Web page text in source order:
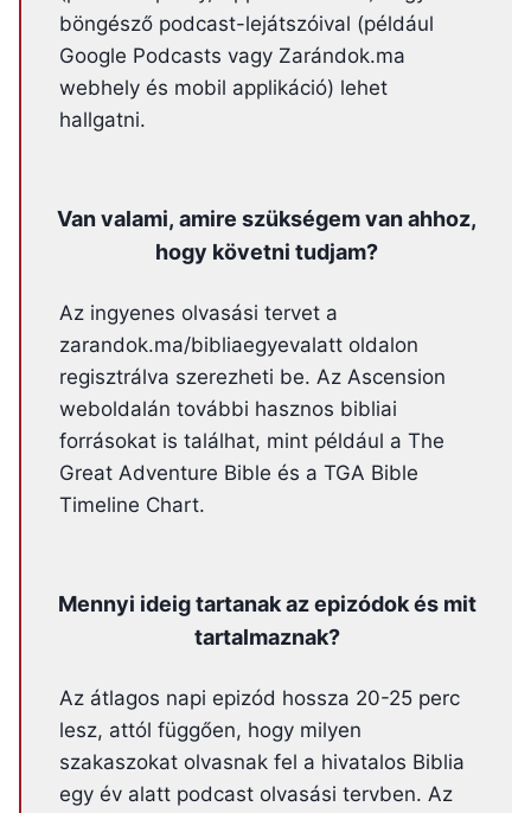
böngésző podcast-lejátszóival (például
Google Podcasts vagy Zarándok.ma
webhely és mobil applikáció) lehet
hallgatni.
Van valami, amire szükségem van ahhoz,
hogy követni tudjam?
Az ingyenes olvasási tervet a
zarandok.ma/bibliaegyevalatt oldalon
regisztrálva szerezheti be. Az Ascension
weboldalán további hasznos bibliai
forrásokat is találhat, mint például a The
Great Adventure Bible és a TGA Bible
Timeline Chart.
Mennyi ideig tartanak az epizódok és mit
tartalmaznak?
Az átlagos napi epizód hossza 20-25 perc
lesz, attól függően, hogy milyen
szakaszokat olvasnak fel a hivatalos Biblia
egy év alatt podcast olvasási tervben. Az